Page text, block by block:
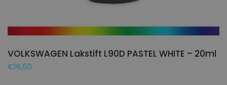
VOLKSWAGEN Lakstift L90D PASTEL WHITE – 20ml
€16,50